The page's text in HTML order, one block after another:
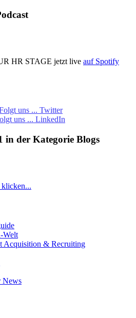
HR STAGE jetzt live auf Spotify
in der Kategorie Blogs
klicken...
Welt
Acquisition & Recruiting
News